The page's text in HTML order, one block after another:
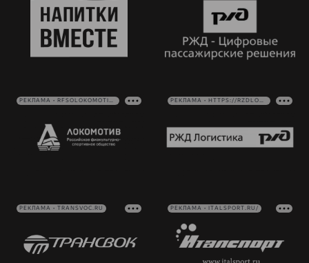
РЕКЛАМА • RFSOLOKOMOTIV.RU РЕКЛАМА • HTTPS://RZDLOG.RU/
РЕКЛАМА • TRANSVOC.RU РЕКЛАМА • ITALSPORT.RU/